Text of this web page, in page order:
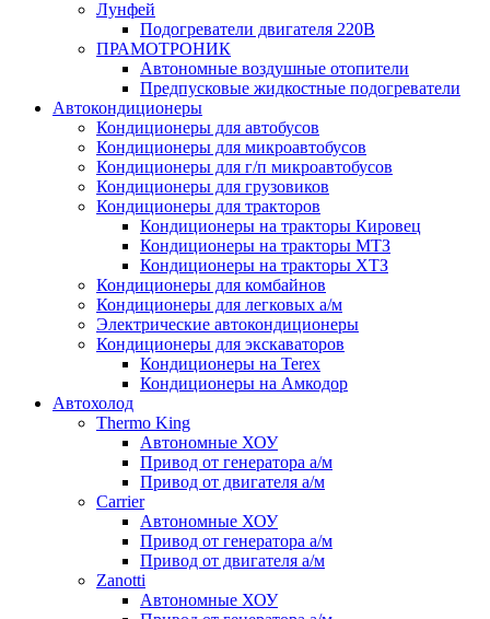
Лунфей
Подогреватели двигателя 220В
ПРАМОТРОНИК
Автономные воздушные отопители
Предпусковые жидкостные подогреватели
Автокондиционеры
Кондиционеры для автобусов
Кондиционеры для микроавтобусов
Кондиционеры для г/п микроавтобусов
Кондиционеры для грузовиков
Кондиционеры для тракторов
Кондиционеры на тракторы Кировец
Кондиционеры на тракторы МТЗ
Кондиционеры на тракторы ХТЗ
Кондиционеры для комбайнов
Кондиционеры для легковых а/м
Электрические автокондиционеры
Кондиционеры для экскаваторов
Кондиционеры на Terex
Кондиционеры на Амкодор
Автохолод
Thermo King
Автономные ХОУ
Привод от генератора а/м
Привод от двигателя а/м
Carrier
Автономные ХОУ
Привод от генератора а/м
Привод от двигателя а/м
Zanotti
Автономные ХОУ